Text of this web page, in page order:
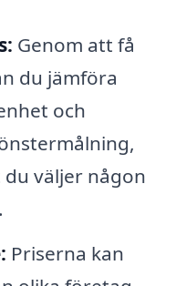
Genom att få
du jämföra
och
väljer någon
Priserna kan